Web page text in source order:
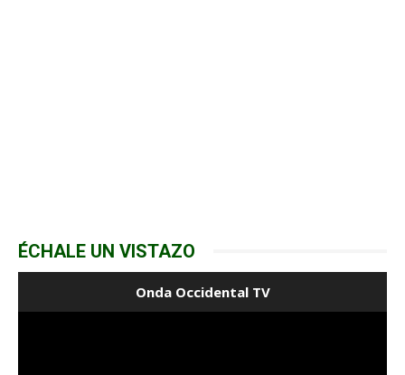
ÉCHALE UN VISTAZO
Onda Occidental TV